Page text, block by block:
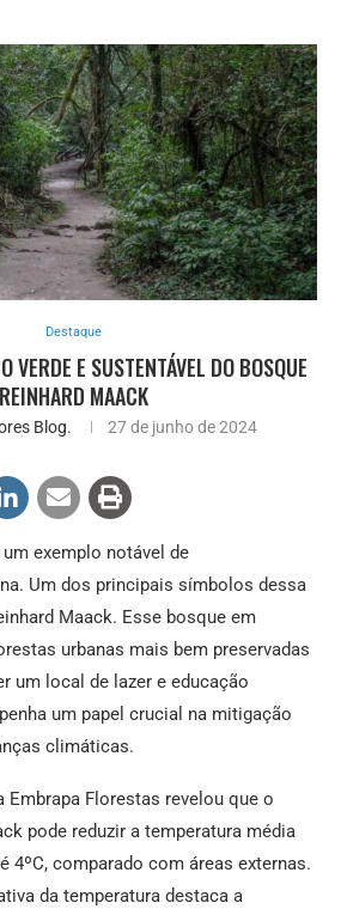
Destaque
VERDE E SUSTENTÁVEL DO BOSQUE
REINHARD MAACK
Blog. 27 de junho de 2024
exemplo notável de
Um dos principais símbolos dessa
Maack. Esse bosque em
urbanas mais bem preservadas
um local de lazer e educação
um papel crucial na mitigação
climáticas.
Embrapa Florestas revelou que o
pode reduzir a temperatura média
4ºC, comparado com áreas externas.
da temperatura destaca a